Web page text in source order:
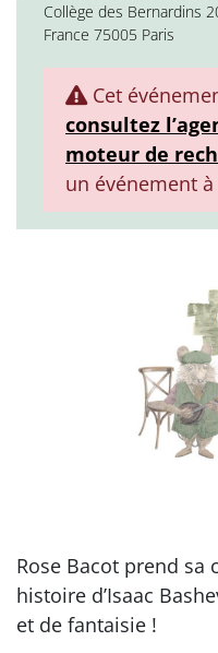
Collège des Bernardins
France 75005 Paris
Cet
consultez
moteur de
un événement
Rose Bacot prend
histoire d’Isaac
et de fantaisie !